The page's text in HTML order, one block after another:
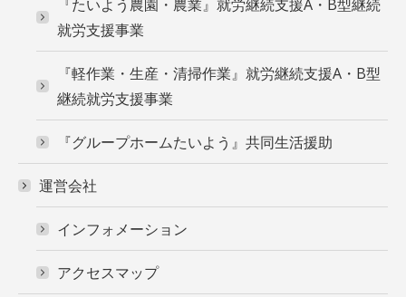
『たいよう農園・農業』就労継続支援A・B型継続
就労支援事業
『軽作業・生産・清掃作業』就労継続支援A・B型
継続就労支援事業
『グループホームたいよう』共同生活援助
運営会社
インフォメーション
アクセスマップ